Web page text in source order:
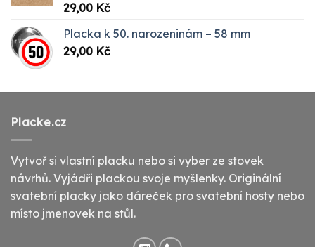
Hodnocení
5.00
29,00 Kč
Placka k 50. narozeninám – 58 mm
29,00 Kč
Placke.cz
Vytvoř si vlastní placku nebo si vyber ze stovek
návrhů. Vyjádři plackou svoje myšlenky. Originální
svatební placky jako dáreček pro svatební hosty nebo
místo jmenovek na stůl.